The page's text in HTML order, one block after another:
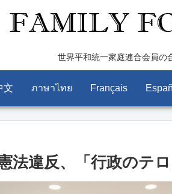
世界平和統一家庭連合会員の
文 ภาษาไทย Français
法違反、「行政のテ